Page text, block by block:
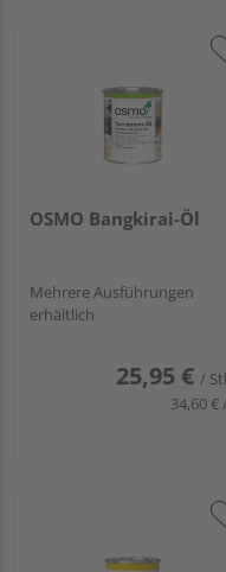
OSMO Bangkirai-Öl
Mehrere Ausführungen
erhältlich
25,95 € /
34,60 €